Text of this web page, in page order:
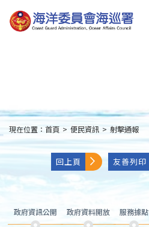
到
主
:::
現在位置： 首頁 > 便民資訊 > 射擊通報
回上頁 友善列印
政府資訊公開 政府資料開放 服務據點